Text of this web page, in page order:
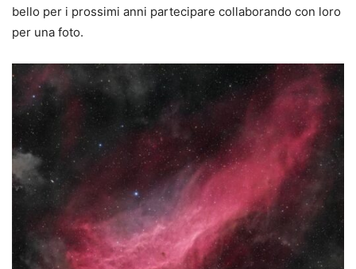
bello per i prossimi anni partecipare collaborando con loro
per una foto.